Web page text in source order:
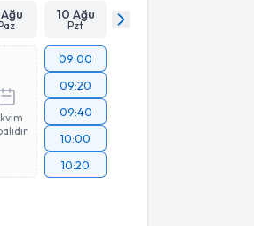
10 Ağu
Pzt
09:00
09:20
09:40
10:00
10:20